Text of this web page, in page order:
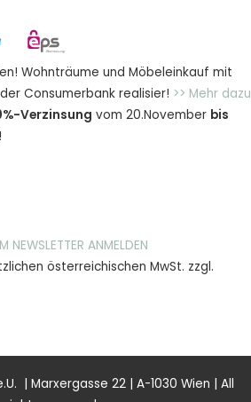
Wohnträume und Möbeleinkauf mit
Consumerbank realisier! >> Mehr dazu
0%-Verzinsung vom 20.November bis
NEWSLETTER ANMELDEN
österreichischen MwSt. zzgl.
| Marxergasse 22 | A-1030 Wien | All